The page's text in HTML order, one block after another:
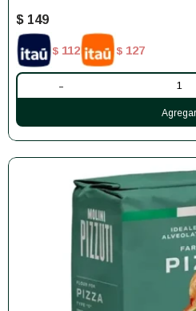
$ 149
$ 112 $ 127
-